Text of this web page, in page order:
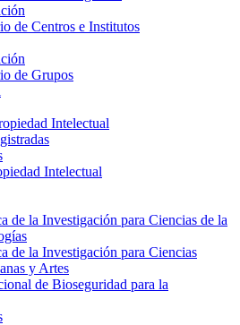
de Centros e Institutos
de Grupos
Intelectual
Intelectual
de la Investigación para Ciencias de la
de la Investigación para Ciencias
y Artes
de Bioseguridad para la